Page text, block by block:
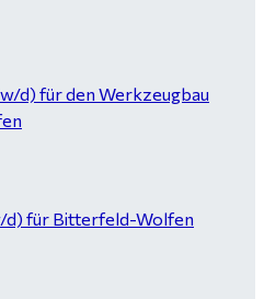
d) für den Werkzeugbau
für Bitterfeld-Wolfen